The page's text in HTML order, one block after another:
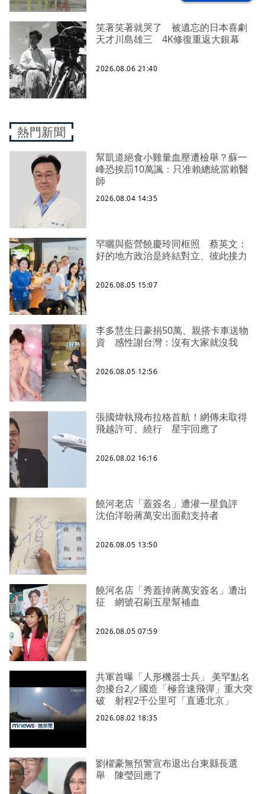
笑著笑著就哭了 被遺忘的日本喜劇
天才川島雄三 4K修復重返大銀幕
2026.08.06 21:40
熱門新聞
幫凱道絕食小雞量血壓遭檢舉？蘇一
峰恐挨罰10萬諷：只准賴總統當賴醫
師
2026.08.04 14:35
罕曬與藍營饒慶玲同框照 蔡英文：
好的地方政治是終結對立、彼此接力
2026.08.05 15:07
李多慧生日豪捐50萬、親搭卡車送物
資 感性謝台灣：沒有大家就沒我
2026.08.05 12:56
張國煒執飛布拉格首航！網傳未取得
飛越許可、繞行 星宇回應了
2026.08.02 16:16
饒河老店「蓋簽名」遭灌一星負評
沈伯洋盼蔣萬安出面勸支持者
2026.08.05 13:50
饒河名店「秀蓋掉蔣萬安簽名」遭出
征 網號召刷五星幫補血
2026.08.05 07:59
共軍首曝「人形機器士兵」 美罕點名
勿擾台2／國造「極音速飛彈」重大突
破 射程2千公里可「直通北京」
2026.08.02 18:35
劉櫂豪無預警宣布退出台東縣長選
舉 陳瑩回應了